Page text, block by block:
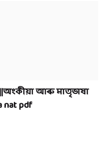
||অংকীয়া আৰু মাতৃভাষা
nat pdf